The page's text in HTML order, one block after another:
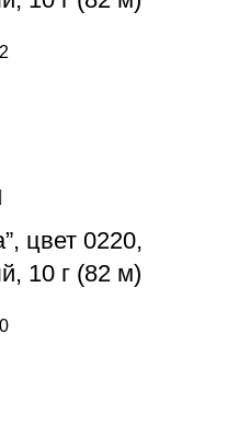
цвет 0220,
10 г (82 м)